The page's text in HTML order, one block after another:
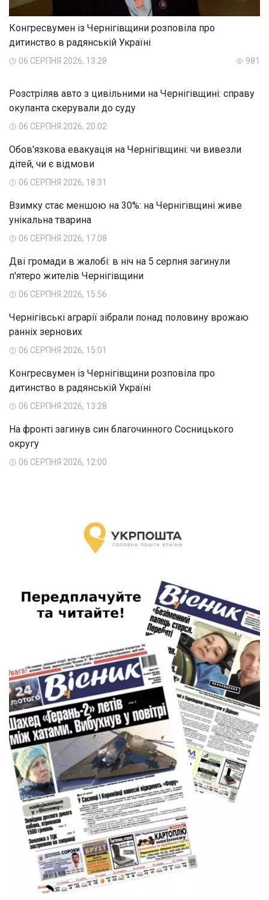
Конгресвумен із Чернігівщини розповіла про
дитинство в радянській Україні
06 СЕРПНЯ 2026, 13:28 981
Розстріляв авто з цивільними на Чернігівщині: справу
окупанта скерували до суду
06 СЕРПНЯ 2026, 20:02
Обов'язкова евакуація на Чернігівщині: чи вивезли
дітей, чи є відмови
06 СЕРПНЯ 2026, 18:31
Взимку стає меншою на 30%: на Чернігівщині живе
унікальна тварина
06 СЕРПНЯ 2026, 17:08
Дві громади в жалобі: в ніч на 5 серпня загинули
п'ятеро жителів Чернігівщини
06 СЕРПНЯ 2026, 15:56
Чернігівські аграрії зібрали понад половину врожаю
ранніх зернових
06 СЕРПНЯ 2026, 15:01
Конгресвумен із Чернігівщини розповіла про
дитинство в радянській Україні
06 СЕРПНЯ 2026, 13:28
На фронті загинув син благочинного Сосницького
округу
06 СЕРПНЯ 2026, 12:00